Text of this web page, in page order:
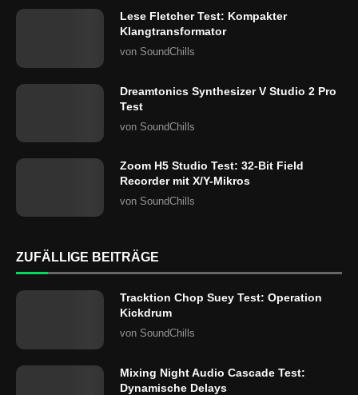
Lese Fletcher Test: Kompakter
Klangtransformator
von SoundChills
Dreamtonics Synthesizer V Studio 2 Pro
Test
von SoundChills
Zoom H5 Studio Test: 32-Bit Field
Recorder mit X/Y-Mikros
von SoundChills
ZUFÄLLIGE BEITRÄGE
Tracktion Chop Suey Test: Operation
Kickdrum
von SoundChills
Mixing Night Audio Cascade Test:
Dynamische Delays